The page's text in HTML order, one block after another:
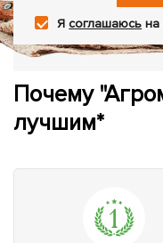
Ясоглашаюсь на
Почему
лучшим*